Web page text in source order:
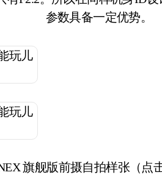
参数具备一定优势。
旗舰版前摄自拍样张（点